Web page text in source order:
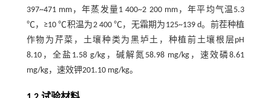
397~471 mm，年蒸发量1 400~2 200 mm，年平均气温5.3
℃，≥10 ℃积温为2 400 ℃，无霜期为125~139 d。前茬种植
作物为芹菜，土壤种类为黑垆土，种植前土壤根层pH
8.10，全盐1.58 g/kg，碱解氮58.98 mg/kg，速效磷8.61
mg/kg，速效钾201.10 mg/kg。